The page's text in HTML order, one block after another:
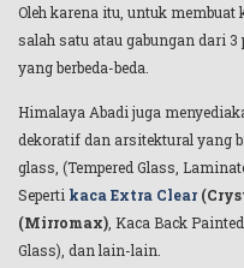
Oleh karena itu, untuk
salah satu atau gabungan dari
yang berbeda-beda.
Himalaya Abadi juga
dekoratif dan arsitektural yang
glass, (Tempered Glass,
Seperti kaca Extra Clear
(Mirromax) , Kaca Back
Glass), dan lain-lain.